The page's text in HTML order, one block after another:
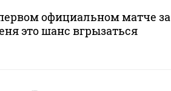
официальном матче за
это шанс вгрызаться